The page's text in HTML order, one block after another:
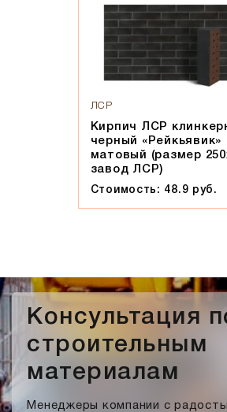
ЛСР
Кирпич ЛСР
черный «Рейкьявик»
матовый (размер
завод ЛСР)
Стоимость: 48.9 руб.
Консультация
строительным
материалам
Менеджеры компании с